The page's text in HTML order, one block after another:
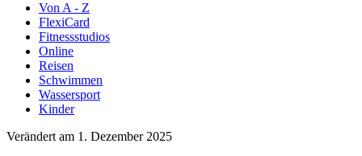
Von A - Z
FlexiCard
Fitnessstudios
Online
Reisen
Schwimmen
Wassersport
Kinder
Verändert am 1. Dezember 2025